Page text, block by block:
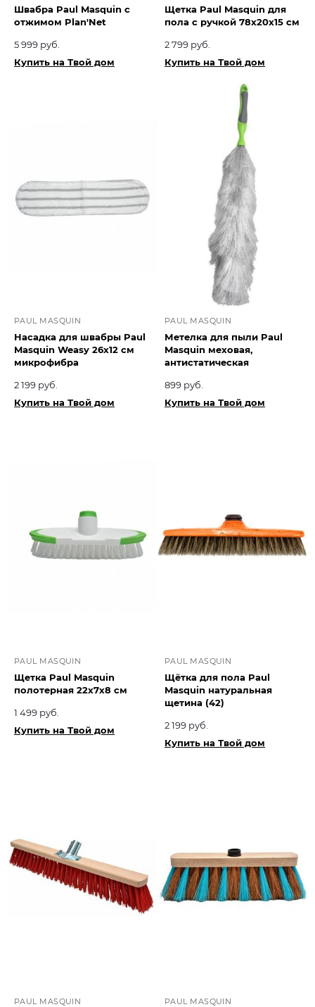
Швабра Paul Masquin с
отжимом Plan'Net
5 999 руб.
Купить на Твой дом
Щетка Paul Masquin для
пола с ручкой 78х20х15 см
2 799 руб.
Купить на Твой дом
PAUL MASQUIN
Насадка для швабры Paul
Masquin Weasy 26х12 см
микрофибра
2 199 руб.
Купить на Твой дом
PAUL MASQUIN
Метелка для пыли Paul
Masquin меховая,
антистатическая
899 руб.
Купить на Твой дом
PAUL MASQUIN
Щетка Paul Masquin
полотерная 22х7х8 см
1 499 руб.
Купить на Твой дом
PAUL MASQUIN
Щётка для пола Paul
Masquin натуральная
щетина (42)
2 199 руб.
Купить на Твой дом
PAUL MASQUIN PAUL MASQUIN